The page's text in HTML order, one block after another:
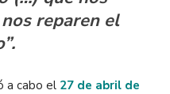
reparen el
a cabo el 27 de abril de